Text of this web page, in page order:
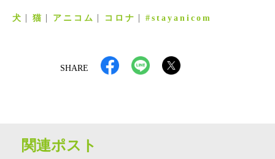
犬 猫 アニコム コロナ #stayanicom
SHARE
関連ポスト